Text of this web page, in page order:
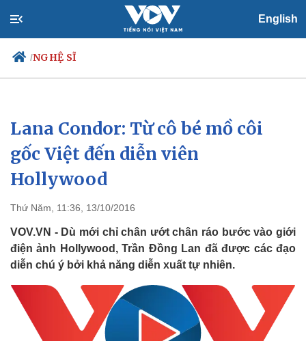
English
/NGHỆ SĨ
Chính trị
Đảng
Tổ chức nhân sự
Quốc hội
Nhận diện sự thật
Xã hội
Tin 24h
Dự báo thời tiết
Lana Condor: Từ cô bé mồ côi
gốc Việt đến diễn viên
Hollywood
Thứ Năm, 11:36, 13/10/2016
VOV.VN - Dù mới chỉ chân ướt chân ráo bước vào giới
điện ảnh Hollywood, Trần Đồng Lan đã được các đạo
diễn chú ý bởi khả năng diễn xuất tự nhiên.